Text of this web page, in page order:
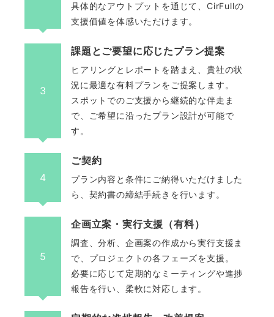
具体的なアウトプットを通じて、CirFullの
支援価値を体感いただけます。
3
課題とご要望に応じたプラン提案
ヒアリングとレポートを踏まえ、貴社の状
況に最適な有料プランをご提案します。
スポットでのご支援から継続的な伴走ま
で、ご希望に沿ったプラン設計が可能で
す。
4
ご契約
プラン内容と条件にご納得いただけました
ら、契約書の締結手続きを行います。
5
企画立案・実行支援（有料）
調査、分析、企画案の作成から実行支援ま
で、プロジェクトの各フェーズを支援。
必要に応じて定期的なミーティングや進捗
報告を行い、柔軟に対応します。